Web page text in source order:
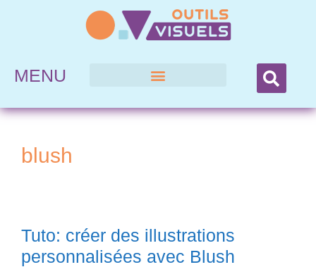
MENU
blush
Tuto: créer des illustrations
personnalisées avec Blush